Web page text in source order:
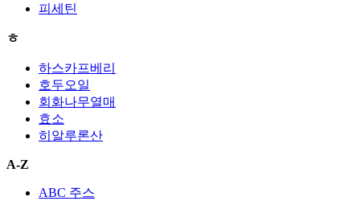
피세틴
ㅎ
하스카프베리
호두오일
회화나무열매
효소
히알루론산
A-Z
ABC 주스